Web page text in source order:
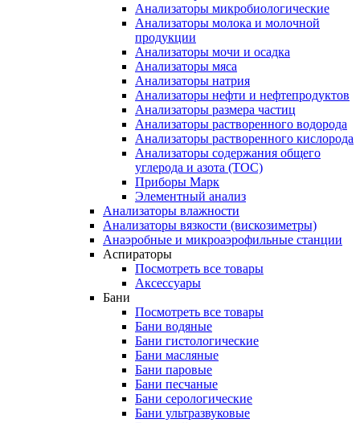
Анализаторы микробиологические
Анализаторы молока и молочной
продукции
Анализаторы мочи и осадка
Анализаторы мяса
Анализаторы натрия
Анализаторы нефти и нефтепродуктов
Анализаторы размера частиц
Анализаторы растворенного водорода
Анализаторы растворенного кислорода
Анализаторы содержания общего
углерода и азота (ТОС)
Приборы Марк
Элементный анализ
Анализаторы влажности
Анализаторы вязкости (вискозиметры)
Анаэробные и микроаэрофильные станции
Аспираторы
Посмотреть все товары
Аксессуары
Бани
Посмотреть все товары
Бани водяные
Бани гистологические
Бани масляные
Бани паровые
Бани песчаные
Бани серологические
Бани ультразвуковые